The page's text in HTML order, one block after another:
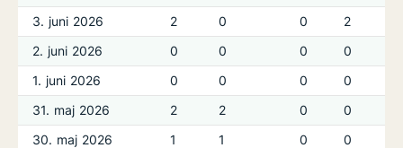
3. juni 2026
2 0 0
2
2. juni 2026
0 0 0
0
1. juni 2026
0 0 0
0
31. maj 2026
2 2 0
0
30. maj 2026
1 1 0
0